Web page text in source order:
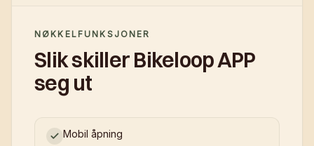
NØKKELFUNKSJONER
Slik skiller Bikeloop APP
seg ut
Mobil åpning